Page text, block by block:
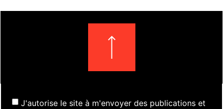
J'autorise le site à m'envoyer des publications et